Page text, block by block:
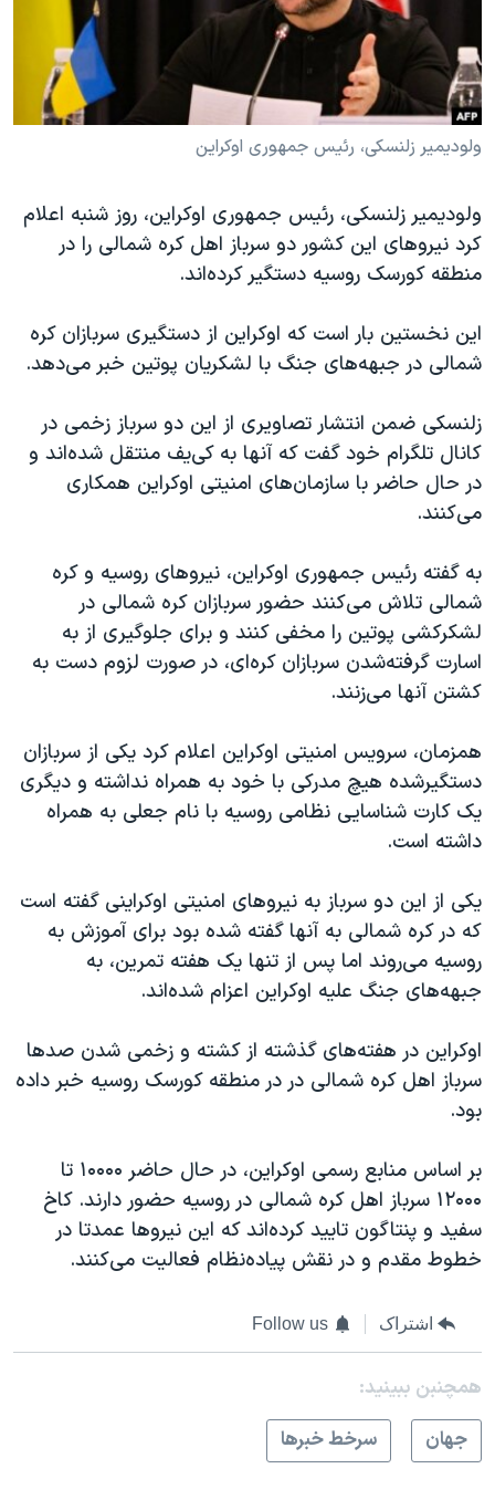
فرهنگ و زندگی
حقوق شهروندی
اقتصادی
علم و فناوری
گالری عکس
آرشیو پخش زنده
مستندها
انتخابات ریاست جمهوری آمریکا ۲۰۲۴
حمله جمهوری اسلامی به اسرائیل
رمز مهسا
اعتراضات زن، زندگی، آزادی
مجموعه مستندهای دادخواهی
دادگاه حمید نوری
چهل سال گروگان‌گیری
قانون شفافیت دارائی کادر رهبری ایران
اعتراضات مردمی آبان ۹۸
اسرائیل در جنگ
همایش محافظه‌کاران آمریکا «سی‌پک»
صفحه‌های ویژه
سفر پرزیدنت ترامپ به چین
دنبال کنید
ولودیمیر زلنسکی، رئیس جمهوری اوکراین
ولودیمیر زلنسکی، رئیس جمهوری اوکراین، روز شنبه اعلام
کرد نیروهای این کشور دو سرباز اهل کره شمالی را در
منطقه کورسک روسیه دستگیر کرده‌اند.
این نخستین بار است که اوکراین از دستگیری سربازان کره
شمالی در جبهه‌های جنگ با لشکریان پوتین خبر می‌دهد.
زلنسکی ضمن انتشار تصاویری از این دو سرباز زخمی در
کانال تلگرام خود گفت که آنها به کی‌یف منتقل شده‌اند و
در حال حاضر با سازمان‌های امنیتی اوکراین همکاری
می‌کنند.
به گفته رئیس جمهوری اوکراین، نیروهای روسیه و کره
شمالی تلاش می‌کنند حضور سربازان کره شمالی در
لشکرکشی پوتین را مخفی کنند و برای جلوگیری از به
اسارت گرفته‌شدن سربازان کره‌ای، در صورت لزوم دست به
کشتن آنها می‌زنند.
همزمان، سرویس امنیتی اوکراین اعلام کرد یکی از سربازان
دستگیرشده هیچ مدرکی با خود به همراه نداشته و دیگری
یک کارت شناسایی نظامی روسیه با نام جعلی به همراه
داشته است.
یکی از این دو سرباز به نیروهای امنیتی اوکراینی گفته است
که در کره شمالی به آنها گفته شده بود برای آموزش به
روسیه می‌روند اما پس از تنها یک هفته تمرین، به
جبهه‌های جنگ علیه اوکراین اعزام شده‌اند.
اوکراین در هفته‌های گذشته از کشته و زخمی ‌شدن صدها
سرباز اهل کره شمالی در در منطقه کورسک روسیه خبر داده
بود.
بر اساس منابع رسمی اوکراین، در حال حاضر ۱۰۰۰۰ تا
۱۲۰۰۰ سرباز اهل کره شمالی در روسیه حضور دارند. کاخ
سفید و پنتاگون تایید کرده‌اند که این نیروها عمدتا در
خطوط مقدم و در نقش پیاده‌نظام فعالیت می‌کنند.
اشتراک Follow us
همچنبن ببینید:
جهان
سرخط خبرها